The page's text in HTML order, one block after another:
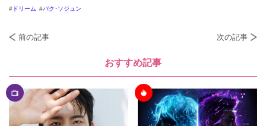
ドリーム パク･ソジュン
前の記事 次の記事
おすすめ記事